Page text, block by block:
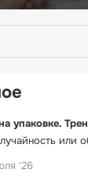
упаковке.
или
'26